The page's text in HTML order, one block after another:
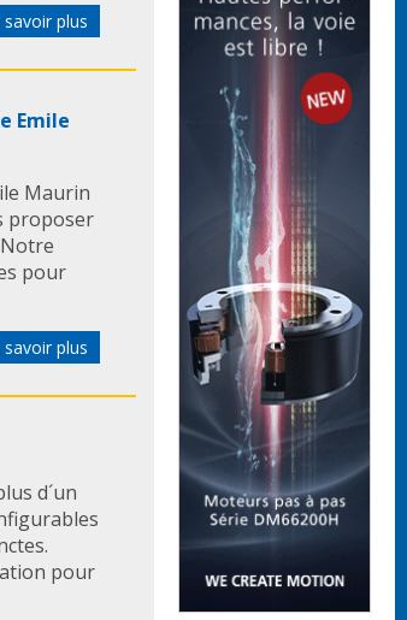
savoir plus
Emile
Maurin
proposer
pour
savoir plus
d´un
pour